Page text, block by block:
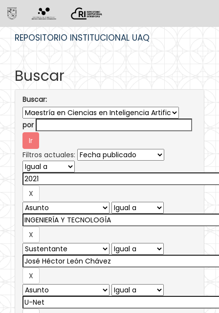
REPOSITORIO INSTITUCIONAL UAQ
Buscar
Buscar:
por
Filtros actuales: